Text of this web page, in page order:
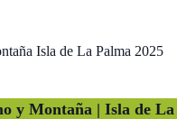
y Montaña | Isla de La